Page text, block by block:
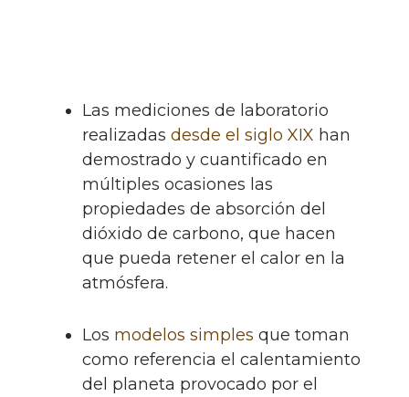
Las mediciones de laboratorio
realizadas desde el siglo XIX han
demostrado y cuantificado en
múltiples ocasiones las
propiedades de absorción del
dióxido de carbono, que hacen
que pueda retener el calor en la
atmósfera.
Los modelos simples que toman
como referencia el calentamiento
del planeta provocado por el